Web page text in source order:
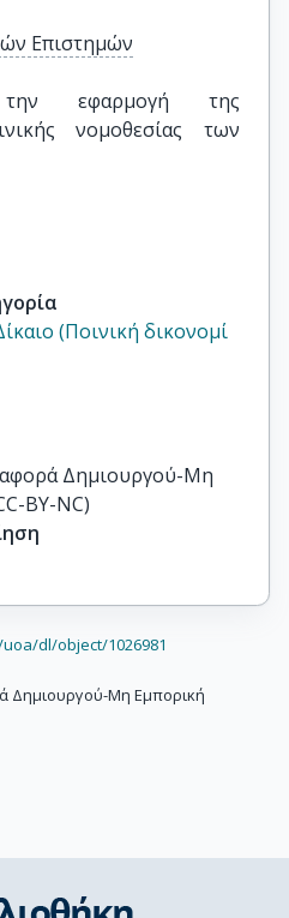
Επιστημών
εφαρμογή της
νομοθεσίας των
(Ποινική δικονομί
Δημιουργού-Μη
BY-NC)
dl/object/1026981
Δημιουργού-Μη Εμπορική